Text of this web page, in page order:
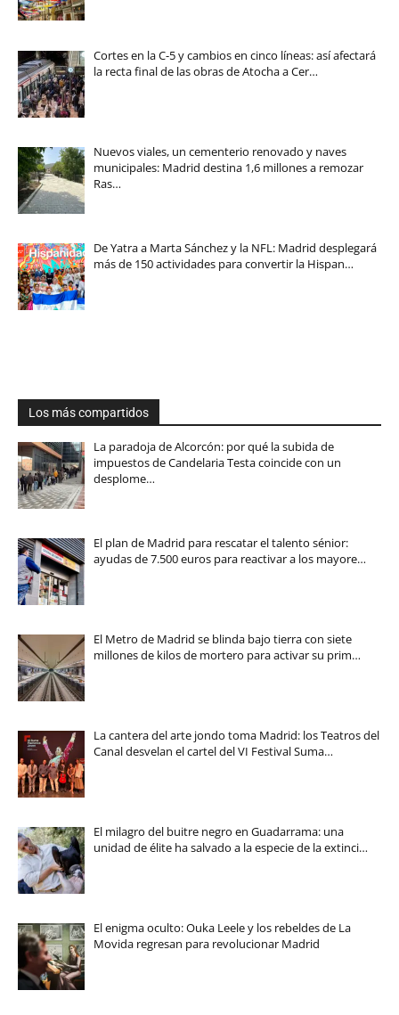
Cortes en la C-5 y cambios en cinco líneas: así afectará
la recta final de las obras de Atocha a Cer…
Nuevos viales, un cementerio renovado y naves
municipales: Madrid destina 1,6 millones a remozar
Ras…
De Yatra a Marta Sánchez y la NFL: Madrid desplegará
más de 150 actividades para convertir la Hispan…
Los más compartidos
La paradoja de Alcorcón: por qué la subida de
impuestos de Candelaria Testa coincide con un
desplome…
El plan de Madrid para rescatar el talento sénior:
ayudas de 7.500 euros para reactivar a los mayore…
El Metro de Madrid se blinda bajo tierra con siete
millones de kilos de mortero para activar su prim…
La cantera del arte jondo toma Madrid: los Teatros del
Canal desvelan el cartel del VI Festival Suma…
El milagro del buitre negro en Guadarrama: una
unidad de élite ha salvado a la especie de la extinci…
El enigma oculto: Ouka Leele y los rebeldes de La
Movida regresan para revolucionar Madrid